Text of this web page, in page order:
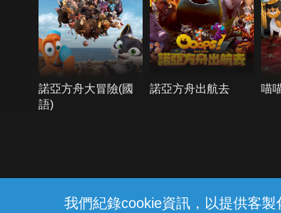
我們紀錄cookie資訊，以提供客
諾亞方舟大冒險(國
語)
諾亞方舟出航去 喵